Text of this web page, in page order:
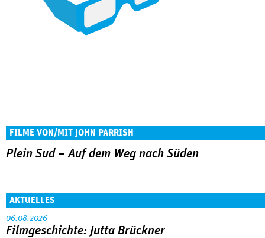
FILME VON/MIT JOHN PARRISH
Plein Sud – Auf dem Weg nach Süden
AKTUELLES
06.08.2026
Filmgeschichte: Jutta Brückner